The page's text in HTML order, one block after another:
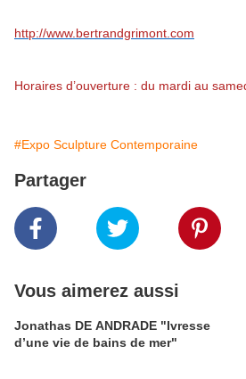
http://www.bertrandgrimont.com
Horaires d’ouverture : du mardi au
#Expo Sculpture Contemporaine
Partager
Vous aimerez aussi
Jonathas DE ANDRADE "Ivresse
d’une vie de bains de mer"